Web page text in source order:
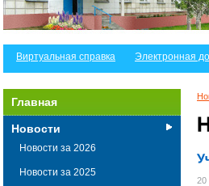
Виртуальная справка Электронная
20
Главная
Новости
Новости за 2026
Новости за 2025